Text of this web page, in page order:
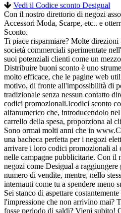
Vedi il Codice sconto Desigual
Con il nostro direttorio di negozi
Accessori Moda, Scarpe, etc.. e
Sconto.
Ti piace risparmiare? Molte
società commerciali sperimentate
suoi potenziali clienti come un
Distribuire buoni sconto è uno
molto efficace, che le pagine web
motivo, di fronte all'impossibilità di
tradizionale senza nessun contatto
codici promozionali.Icodici sconto
alfanumerico che, introducendolo
carrello della spesa, proporziona al
Sono ormai molti anni che in
una bacheca perfetta per i negozi
arrivare i loro codici promozionali al
nelle campagne pubblicitarie. Con il
negozi come Desigual a
numero di vendite, mentre, nello
internauti come tu a spendere meno
Sei stanco di aspettare
l'impressione che non arrivino mai?
fosse periodo di saldi? Vieni subito!